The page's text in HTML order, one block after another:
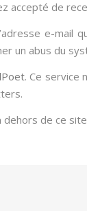
accepté de
e-mail
un abus du
. Ce service
de ce site